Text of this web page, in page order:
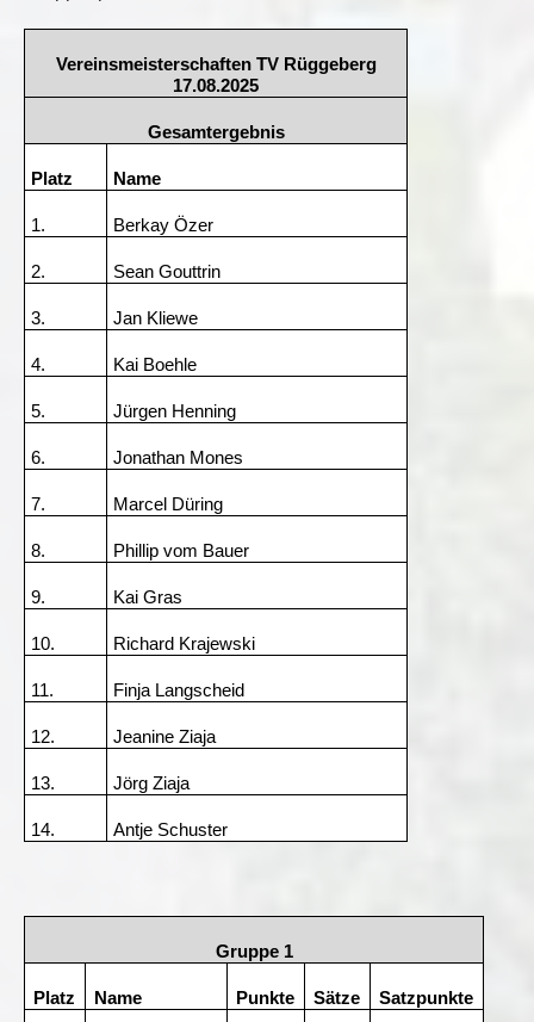
Vereinsmeisterschaften TV Rüggeberg
17.08.2025
Gesamtergebnis
Platz Name
1. Berkay Özer
2. Sean Gouttrin
3. Jan Kliewe
4. Kai Boehle
5. Jürgen Henning
6. Jonathan Mones
7. Marcel Düring
8. Phillip vom Bauer
9. Kai Gras
10. Richard Krajewski
11. Finja Langscheid
12. Jeanine Ziaja
13. Jörg Ziaja
14. Antje Schuster
Gruppe 1
Platz Name Punkte Sätze Satzpunkte